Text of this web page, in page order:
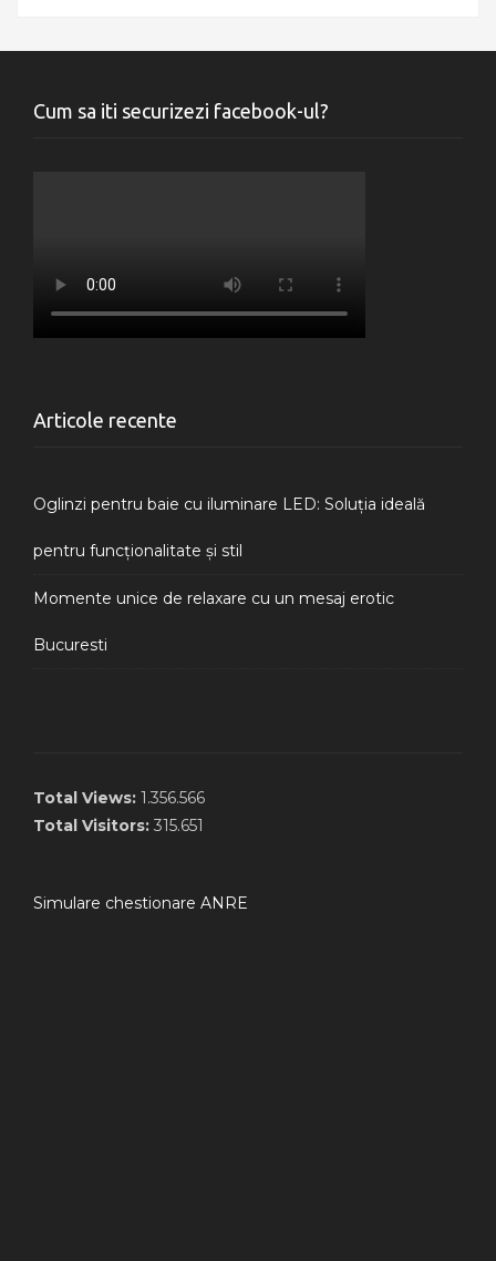
Cum sa iti securizezi facebook-ul?
Articole recente
Oglinzi pentru baie cu iluminare LED: Soluția ideală
pentru funcționalitate și stil
Momente unice de relaxare cu un mesaj erotic
Bucuresti
Total Views: 1.356.566
Total Visitors: 315.651
Simulare chestionare ANRE